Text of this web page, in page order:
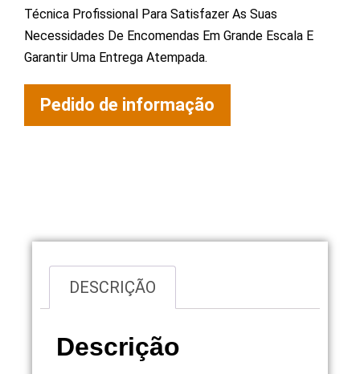
Técnica Profissional Para Satisfazer As Suas
Necessidades De Encomendas Em Grande Escala E
Garantir Uma Entrega Atempada.
Pedido de informação
DESCRIÇÃO
Descrição